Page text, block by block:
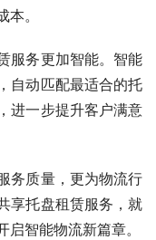
。
服务更加智能。智能
自动匹配最适合的托
进一步提升客户满意
务质量，更为物流行
享托盘租赁服务，就
智能物流新篇章。